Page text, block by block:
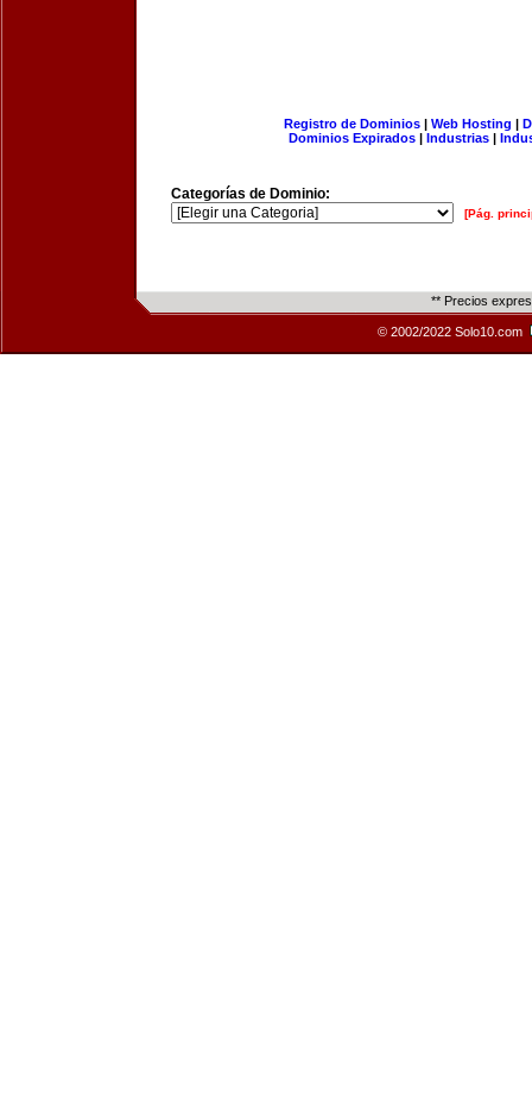
Registro de Dominios| Web Hosting |
Dominios Expirados | Industrias |
Categorías de Dominio:
[Pág.
** Precios
© 2002/2022 Solo10.com